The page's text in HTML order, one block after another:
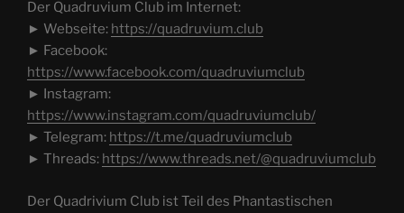
Der Quadruvium Club im Internet:
► Webseite: https://quadruvium.club
► Facebook:
https://www.facebook.com/quadruviumclub
► Instagram:
https://www.instagram.com/quadruviumclub/
► Telegram: https://t.me/quadruviumclub
► Threads: https://www.threads.net/@quadruviumclub
Der Quadrivium Club ist Teil des Phantastischen